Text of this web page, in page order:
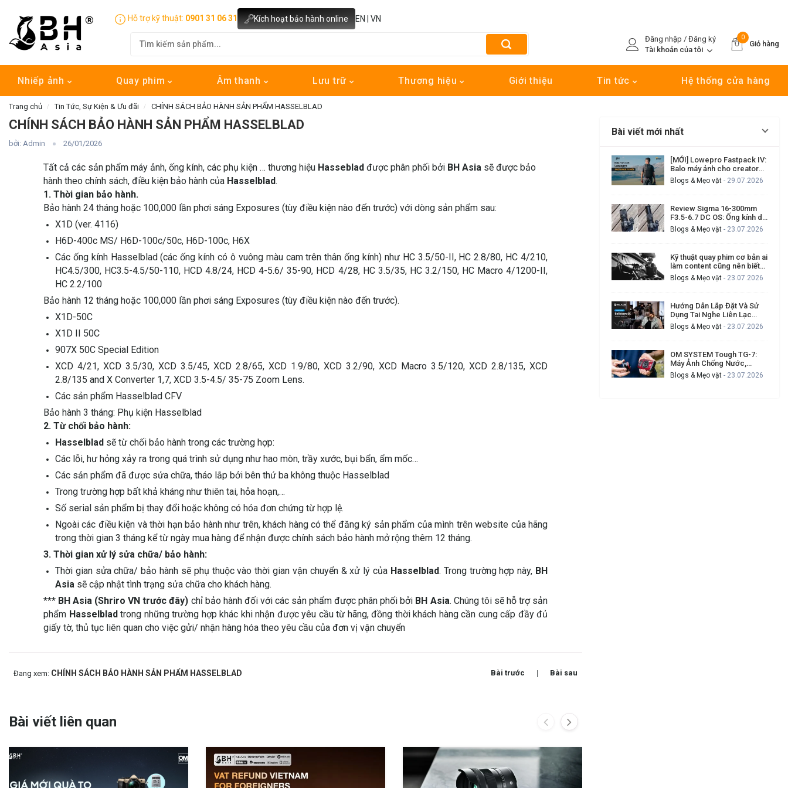
Hỗ trợ kỹ thuật: 0901 31 06 31 Kích hoạt bảo hành online EN VN
Đăng nhập / Đăng ký
Tài khoản của tôi
0
Giỏ hàng
Nhiếp ảnh Quay phim Âm thanh Lưu trữ Thương hiệu Giới thiệu Tin tức Hệ thống cửa hàng
Trang chủ Tin Tức, Sự Kiện & Ưu đãi CHÍNH SÁCH BẢO HÀNH SẢN PHẨM HASSELBLAD
CHÍNH SÁCH BẢO HÀNH SẢN PHẨM HASSELBLAD
bởi: Admin 26/01/2026
Tất cả các sản phẩm máy ảnh, ống kính, các phụ kiện … thương hiệu Hasseblad được phân phối bởi BH Asia sẽ được bảo
hành theo chính sách, điều kiện bảo hành của Hasselblad.
1. Thời gian bảo hành.
Bảo hành 24 tháng hoặc 100,000 lần phơi sáng Exposures (tùy điều kiện nào đến trước) với dòng sản phẩm sau:
X1D (ver. 4116)
H6D-400c MS/ H6D-100c/50c, H6D-100c, H6X
Các ống kính Hasselblad (các ống kính có ô vuông màu cam trên thân ống kính) như HC 3.5/50-II, HC 2.8/80, HC 4/210,
HC4.5/300, HC3.5-4.5/50-110, HCD 4.8/24, HCD 4-5.6/ 35-90, HCD 4/28, HC 3.5/35, HC 3.2/150, HC Macro 4/1200-II,
HC 2.2/100
Bảo hành 12 tháng hoặc 100,000 lần phơi sáng Exposures (tùy điều kiện nào đến trước).
X1D-50C
X1D II 50C
907X 50C Special Edition
XCD 4/21, XCD 3.5/30, XCD 3.5/45, XCD 2.8/65, XCD 1.9/80, XCD 3.2/90, XCD Macro 3.5/120, XCD 2.8/135, XCD
2.8/135 and X Converter 1,7, XCD 3.5-4.5/ 35-75 Zoom Lens.
Các sản phẩm Hasselblad CFV
Bảo hành 3 tháng: Phụ kiện Hasselblad
2. Từ chối bảo hành:
Hasselblad sẽ từ chối bảo hành trong các trường hợp:
Các lỗi, hư hỏng xảy ra trong quá trình sử dụng như hao mòn, trầy xước, bụi bẩn, ẩm mốc…
Các sản phẩm đã được sửa chữa, tháo lắp bởi bên thứ ba không thuộc Hasselblad
Trong trường hợp bất khả kháng như thiên tai, hỏa hoạn,…
Số serial sản phẩm bị thay đổi hoặc không có hóa đơn chứng từ hợp lệ.
Ngoài các điều kiện và thời hạn bảo hành như trên, khách hàng có thể đăng ký sản phẩm của mình trên website của hãng
trong thời gian 3 tháng kể từ ngày mua hàng để nhận được chính sách bảo hành mở rộng thêm 12 tháng.
3. Thời gian xử lý sửa chữa/ bảo hành:
Thời gian sửa chữa/ bảo hành sẽ phụ thuộc vào thời gian vận chuyển & xử lý của Hasselblad. Trong trường hợp này, BH
Asia sẽ cập nhật tình trạng sửa chữa cho khách hàng.
*** BH Asia (Shriro VN trước đây) chỉ bảo hành đối với các sản phẩm được phân phối bởi BH Asia. Chúng tôi sẽ hỗ trợ sản
phẩm Hasselblad trong những trường hợp khác khi nhận được yêu cầu từ hãng, đồng thời khách hàng cần cung cấp đầy đủ
giấy tờ, thủ tục liên quan cho việc gửi/ nhận hàng hóa theo yêu cầu của đơn vị vận chuyển
Đang xem: CHÍNH SÁCH BẢO HÀNH SẢN PHẨM HASSELBLAD Bài trước Bài sau
Bài viết liên quan
Bài viết mới nhất
[MỚI] Lowepro Fastpack IV:
Balo máy ảnh cho creator
cần đi nhanh, lấy máy nhanh
Blogs & Mẹo vặt - 29.07.2026
Review Sigma 16-300mm
F3.5-6.7 DC OS: Ống kính du
lịch đa dụng có đáng mua?
Blogs & Mẹo vặt - 23.07.2026
Kỹ thuật quay phim cơ bản ai
làm content cũng nên biết
để tạo video chuyên nghiệp
hơn
Blogs & Mẹo vặt - 23.07.2026
Hướng Dẫn Lắp Đặt Và Sử
Dụng Tai Nghe Liên Lạc
Hollyland Solidcom SE Cho
Ekip Quay Phim Đông Người
Blogs & Mẹo vặt - 23.07.2026
OM SYSTEM Tough TG-7:
Máy Ảnh Chống Nước,
Chống Va Đập Cho Ai
Thường Xuyên Gặp Sự Cố
Blogs & Mẹo vặt - 23.07.2026